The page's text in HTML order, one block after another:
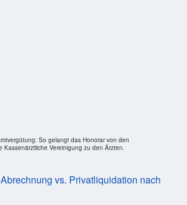
So gelangt das Honorar von den
Kassenärztliche Vereinigung zu den Ärzten.
vs. Privatliquidation nach